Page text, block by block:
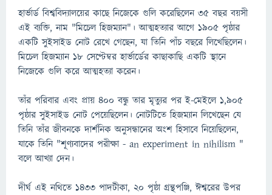
হার্ভার্ড বিশ্ববিদ্যালয়ের কাছে নিজেকে গুলি করেছিলেন ৩৫ বছর বয়সী
এই ব্যক্তি, নাম "মিচেল হিজম্যান"। আত্মহত্যার আগে ১৯০৫ পৃষ্ঠার
একটি সুইসাইড নোট রেখে গেছেন, যা তিনি পাঁচ বছরে লিখেছিলেন।
মিচেল হিজম্যান ১৮ সেপ্টেম্বর হার্ভার্ডের কাছাকাছি একটি স্থানে
নিজেকে গুলি করে আত্মহত্যা করেন।
তাঁর পরিবার এবং প্রায় ৪০০ বন্ধু তার মৃত্যুর পর ই-মেইলে ১,৯০৫
পৃষ্ঠার সুইসাইড নোট পেয়েছিলেন। নোটটিতে হিজম্যান লিখেছেন যে
তিনি তাঁর জীবনকে দার্শনিক অনুসন্ধানের অংশ হিসাবে নিয়েছিলেন,
যাকে তিনি "শূণ্যবাদের পরীক্ষা - an experiment in nihilism "
বলে আখ্যা দেন।
দীর্ঘ এই নথিতে ১৪৩৩ পাদটীকা, ২০ পৃষ্ঠা গ্রন্থপঞ্জি, ঈশ্বরের উপর